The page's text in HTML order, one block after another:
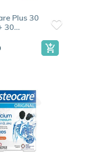
Plus 30
30